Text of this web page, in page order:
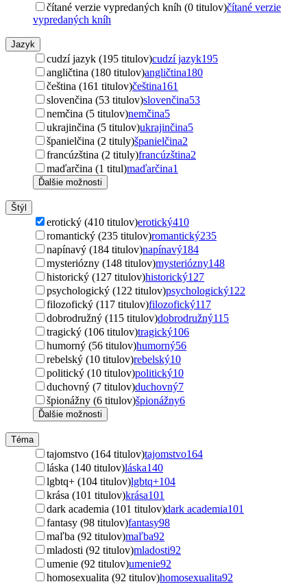
čítané verzie vypredaných kníh (0 titulov)čítané verzie
vypredaných kníh
Jazyk
cudzí jazyk (195 titulov)cudzí jazyk195
angličtina (180 titulov)angličtina180
čeština (161 titulov)čeština161
slovenčina (53 titulov)slovenčina53
nemčina (5 titulov)nemčina5
ukrajinčina (5 titulov)ukrajinčina5
španielčina (2 tituly)španielčina2
francúzština (2 tituly)francúzština2
maďarčina (1 titul)maďarčina1
Ďalšie možnosti
Štýl
erotický (410 titulov)erotický410
romantický (235 titulov)romantický235
napínavý (184 titulov)napínavý184
mysteriózny (148 titulov)mysteriózny148
historický (127 titulov)historický127
psychologický (122 titulov)psychologický122
filozofický (117 titulov)filozofický117
dobrodružný (115 titulov)dobrodružný115
tragický (106 titulov)tragický106
humorný (56 titulov)humorný56
rebelský (10 titulov)rebelský10
politický (10 titulov)politický10
duchovný (7 titulov)duchovný7
špionážny (6 titulov)špionážny6
Ďalšie možnosti
Téma
tajomstvo (164 titulov)tajomstvo164
láska (140 titulov)láska140
lgbtq+ (104 titulov)lgbtq+104
krása (101 titulov)krása101
dark academia (101 titulov)dark academia101
fantasy (98 titulov)fantasy98
maľba (92 titulov)maľba92
mladosti (92 titulov)mladosti92
umenie (92 titulov)umenie92
homosexualita (92 titulov)homosexualita92